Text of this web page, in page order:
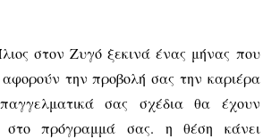
στον Ζυγό ξεκινά ένας μήνας που
την προβολή σας την καριέρα
σας σχέδια θα έχουν
στο πρόγραμμά σας. η θέση κάνει